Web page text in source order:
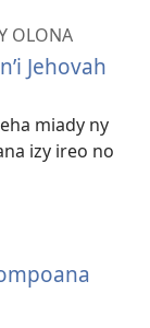
OLONA
Jehovah
miady ny
izy ireo no